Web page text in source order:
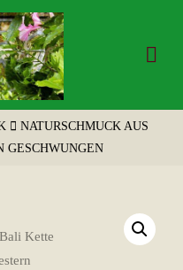
NATURSCHMUCK AUS
GESCHWUNGEN